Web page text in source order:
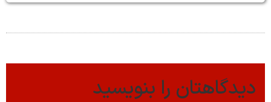
دیدگاهتان را بنویسید